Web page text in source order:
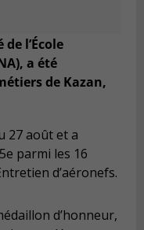
l’École
a été
de Kazan,
27 août et a
parmi les 16
d’aéronefs.
d’honneur,